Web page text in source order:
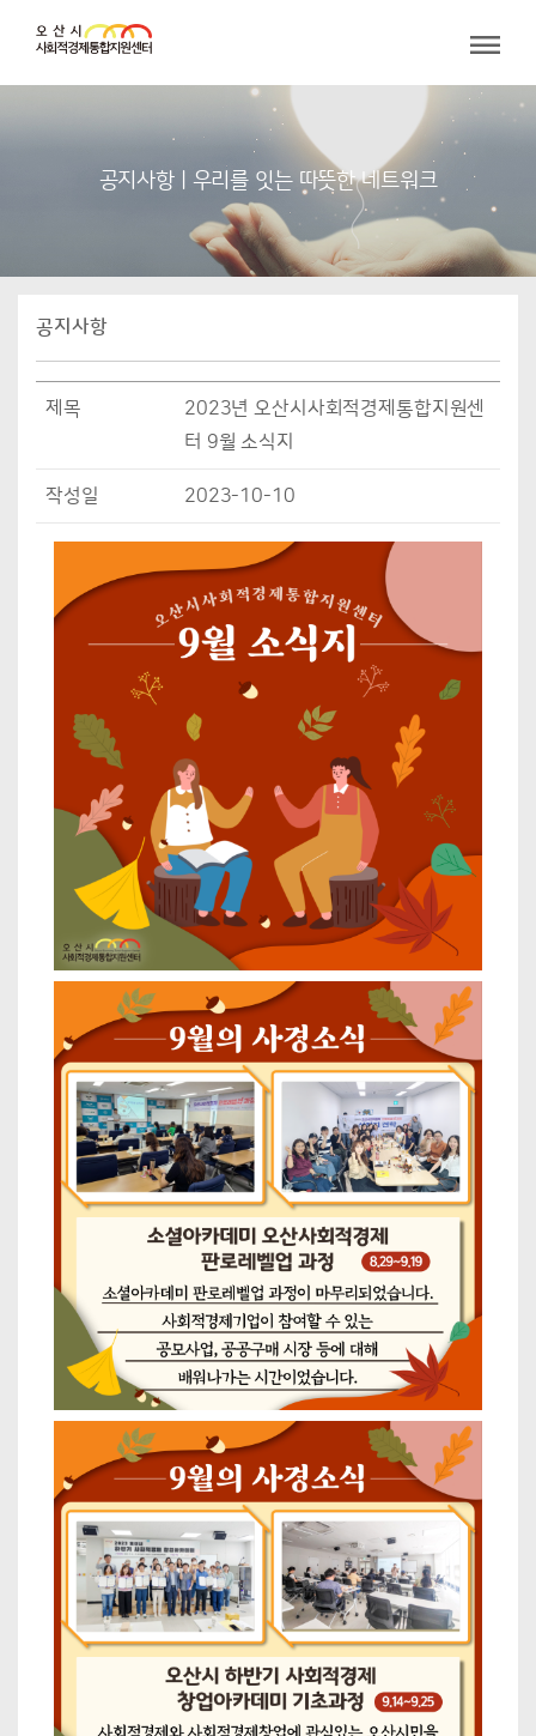
공지사항 | 우리를 잇는 따뜻한 네트워크
공지사항
제목
2023년 오산시사회적경제통합지원센
터 9월 소식지
작성일 2023-10-10